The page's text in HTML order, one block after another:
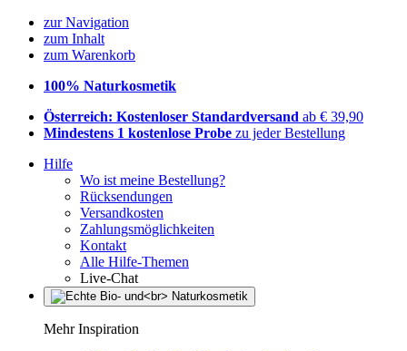
zur Navigation
zum Inhalt
zum Warenkorb
100% Naturkosmetik
Österreich: Kostenloser Standardversand ab € 39,90
Mindestens 1 kostenlose Probe zu jeder Bestellung
Hilfe
Wo ist meine Bestellung?
Rücksendungen
Versandkosten
Zahlungsmöglichkeiten
Kontakt
Alle Hilfe-Themen
Live-Chat
Mehr Inspiration